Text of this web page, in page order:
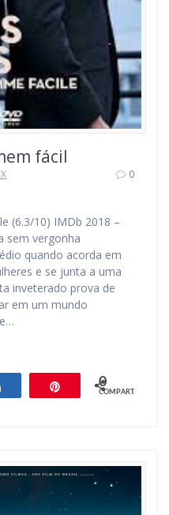
fácil
0
(6.3/10) IMDb 2018 –
sem vergonha
quando acorda em
e se junta a uma
inveterado prova de
em um mundo
Compartilhar 0
COMPART.